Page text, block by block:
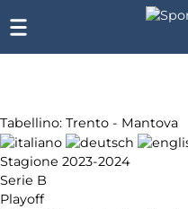
Tabellino: Trento - Mantova
Stagione 2023-2024
Serie B
Playoff
Chi
siamo
Affiliazione